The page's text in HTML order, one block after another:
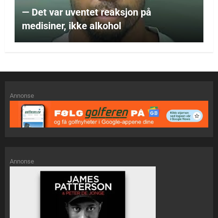
— Det var uventet reaksjon på
medisiner, ikke alkohol
Annonse
Annonse